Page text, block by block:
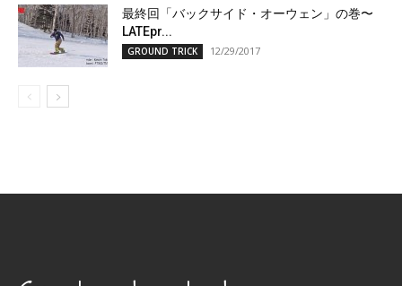
最終回「バックサイド・オーウェン」の巻〜
LATEpr...
GROUND TRICK 12/29/2017